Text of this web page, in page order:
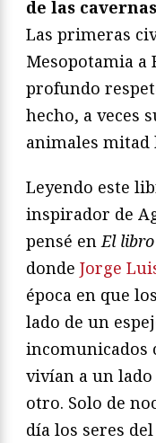
de las
Las primeras
Mesopotamia a
profundo
hecho, a veces
animales mitad
Leyendo este
inspirador de
pensé enEl libro
donde Jorge
época en que
lado de un
incomunicados
vivían a un
otro. Solo de
día los seres